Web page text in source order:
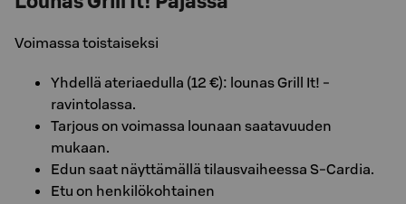
Voimassa toistaiseksi
Yhdellä ateriaedulla (12 €): lounas Grill It! -
ravintolassa.
Tarjous on voimassa lounaan saatavuuden
mukaan.
Edun saat näyttämällä tilausvaiheessa S-Cardia.
Etu on henkilökohtainen